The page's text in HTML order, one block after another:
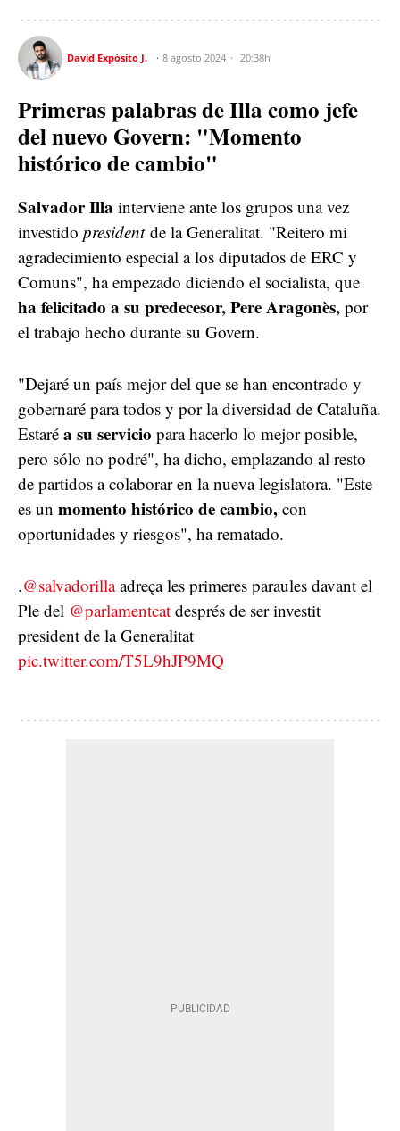
David Expósito J. 8 agosto 2024 20:38h
Primeras palabras de Illa como jefe
del nuevo Govern: "Momento
histórico de cambio"
Salvador Illa interviene ante los grupos una vez
investido president de la Generalitat. "Reitero mi
agradecimiento especial a los diputados de ERC y
Comuns", ha empezado diciendo el socialista, que
ha felicitado a su predecesor, Pere Aragonès, por
el trabajo hecho durante su Govern.
"Dejaré un país mejor del que se han encontrado y
gobernaré para todos y por la diversidad de Cataluña.
Estaré a su servicio para hacerlo lo mejor posible,
pero sólo no podré", ha dicho, emplazando al resto
de partidos a colaborar en la nueva legislatora. "Este
es un momento histórico de cambio, con
oportunidades y riesgos", ha rematado.
.@salvadorillaadreça les primeres paraules davant el
Ple del @parlamentcat després de ser investit
president de la Generalitat
pic.twitter.com/T5L9hJP9MQ